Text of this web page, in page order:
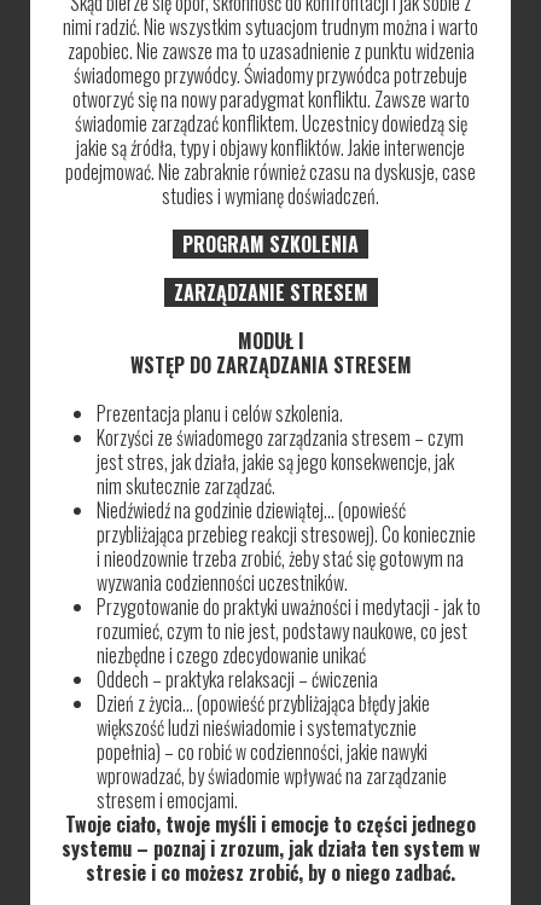
nimi radzić. Nie wszystkim sytuacjom trudnym można i warto
zapobiec. Nie zawsze ma to uzasadnienie z punktu widzenia
świadomego przywódcy. Świadomy przywódca potrzebuje
otworzyć się na nowy paradygmat konfliktu. Zawsze warto
świadomie zarządzać konfliktem. Uczestnicy dowiedzą się
jakie są źródła, typy i objawy konfliktów. Jakie interwencje
podejmować. Nie zabraknie również czasu na dyskusje, case
studies i wymianę doświadczeń.
PROGRAM SZKOLENIA
ZARZĄDZANIE STRESEM
MODUŁ I
WSTĘP DO ZARZĄDZANIA STRESEM
Prezentacja planu i celów szkolenia.
Korzyści ze świadomego zarządzania stresem – czym
jest stres, jak działa, jakie są jego konsekwencje, jak
nim skutecznie zarządzać.
Niedźwiedź na godzinie dziewiątej… (opowieść
przybliżająca przebieg reakcji stresowej). Co koniecznie
i nieodzownie trzeba zrobić, żeby stać się gotowym na
wyzwania codzienności uczestników.
Przygotowanie do praktyki uważności i medytacji - jak to
rozumieć, czym to nie jest, podstawy naukowe, co jest
niezbędne i czego zdecydowanie unikać
Oddech – praktyka relaksacji – ćwiczenia
Dzień z życia… (opowieść przybliżająca błędy jakie
większość ludzi nieświadomie i systematycznie
popełnia) – co robić w codzienności, jakie nawyki
wprowadzać, by świadomie wpływać na zarządzanie
stresem i emocjami.
Twoje ciało, twoje myśli i emocje to części jednego
systemu – poznaj i zrozum, jak działa ten system w
stresie i co możesz zrobić, by o niego zadbać.